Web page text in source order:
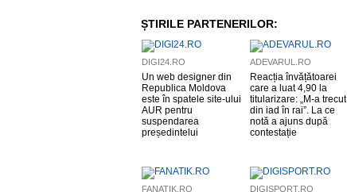
ȘTIRILE PARTENERILOR:
DIGI24.RO
Un web designer din
Republica Moldova
este în spatele site-ului
AUR pentru
suspendarea
președintelui
ADEVARUL.RO
Reacția învățătoarei
care a luat 4,90 la
titularizare: „M-a trecut
din iad în rai”. La ce
notă a ajuns după
contestație
FANATIK.RO DIGISPORT.RO